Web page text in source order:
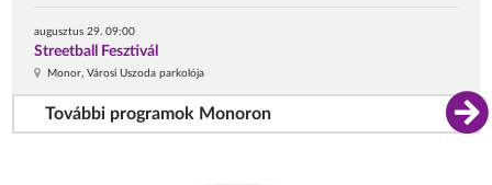
augusztus 29. 09:00
Streetball Fesztivál
Monor, Városi Uszoda parkolója
További programok Monoron